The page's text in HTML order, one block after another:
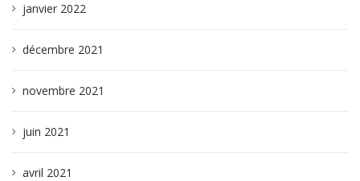
janvier 2022
décembre 2021
novembre 2021
juin 2021
avril 2021